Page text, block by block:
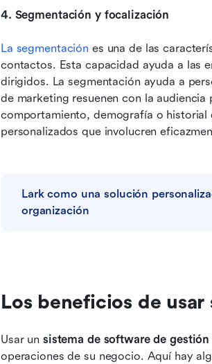
4. Segmentación y focalización
La segmentación es una de las
contactos. Esta capacidad ayuda a las
dirigidos. La segmentación ayuda a
de marketing resuenen con la
comportamiento, demografía o historial
personalizados que involucren
Lark como una solución
organización
Los beneficios de
Usar un sistema de software de
operaciones de su negocio. Aquí hay